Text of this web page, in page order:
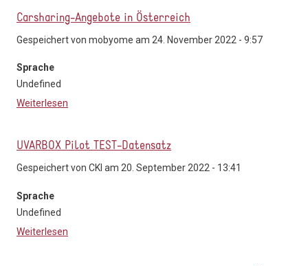
Carsharing-Angebote in Österreich
Gespeichert von mobyome am 24. November 2022 - 9:57
Sprache
Undefined
Weiterlesen
UVARBOX Pilot TEST-Datensatz
Gespeichert von CKI am 20. September 2022 - 13:41
Sprache
Undefined
Weiterlesen